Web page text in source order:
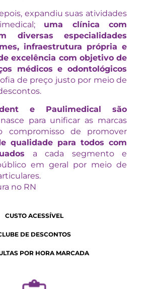
expandiu suas atividades
uma clínica com
diversas especialidades
infraestrutura própria e
excelência com objetivo de
médicos e odontológicos
de preço justo por meio de
e Paulimedical são
para unificar as marcas
compromisso de promover
qualidade para todos com
a cada segmento e
em geral por meio de
no RN
CUSTO ACESSÍVEL
DE DESCONTOS
POR HORA MARCADA